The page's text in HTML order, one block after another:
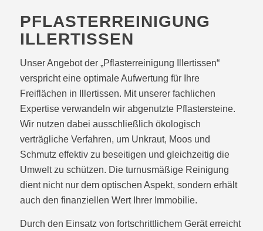
PFLASTERREINIGUNG
ILLERTISSEN
Unser Angebot der „Pflasterreinigung Illertissen“
verspricht eine optimale Aufwertung für Ihre
Freiflächen in Illertissen. Mit unserer fachlichen
Expertise verwandeln wir abgenutzte Pflastersteine.
Wir nutzen dabei ausschließlich ökologisch
verträgliche Verfahren, um Unkraut, Moos und
Schmutz effektiv zu beseitigen und gleichzeitig die
Umwelt zu schützen. Die turnusmäßige Reinigung
dient nicht nur dem optischen Aspekt, sondern erhält
auch den finanziellen Wert Ihrer Immobilie.
Durch den Einsatz von fortschrittlichem Gerät erreicht